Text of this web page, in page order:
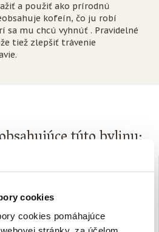
cookies
cookies pomáhajúce
a použiť ako prírodnú
kofeín, čo ju robí
sa mu chcú vyhnúť . Pravidelné
tiež zlepšiť trávenie
túto bylinu: